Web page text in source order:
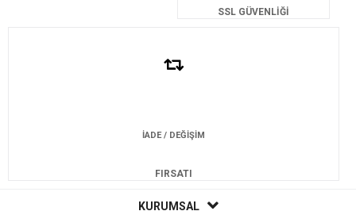
SSL GÜVENLİĞİ
İADE / DEĞİŞİM
FIRSATI
KURUMSAL